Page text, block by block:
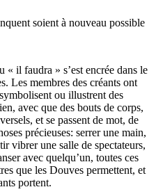
soient à nouveau possible
il faudra » s’est encrée dans le
Les membres des créants ont
ou illustrent des
avec que des bouts de corps,
et se passent de mot, de
précieuses: serrer une main,
vibrer une salle de spectateurs,
avec quelqu’un, toutes ces
que les Douves permettent, et
portent.